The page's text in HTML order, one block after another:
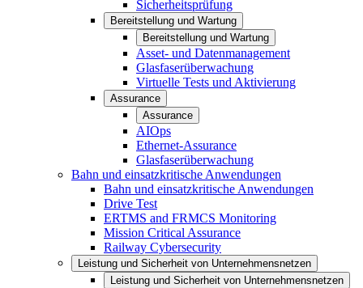
Sicherheitsprüfung
Bereitstellung und Wartung
Bereitstellung und Wartung
Asset- und Datenmanagement
Glasfaserüberwachung
Virtuelle Tests und Aktivierung
Assurance
Assurance
AIOps
Ethernet-Assurance
Glasfaserüberwachung
Bahn und einsatzkritische Anwendungen
Bahn und einsatzkritische Anwendungen
Drive Test
ERTMS and FRMCS Monitoring
Mission Critical Assurance
Railway Cybersecurity
Leistung und Sicherheit von Unternehmensnetzen
Leistung und Sicherheit von Unternehmensnetzen